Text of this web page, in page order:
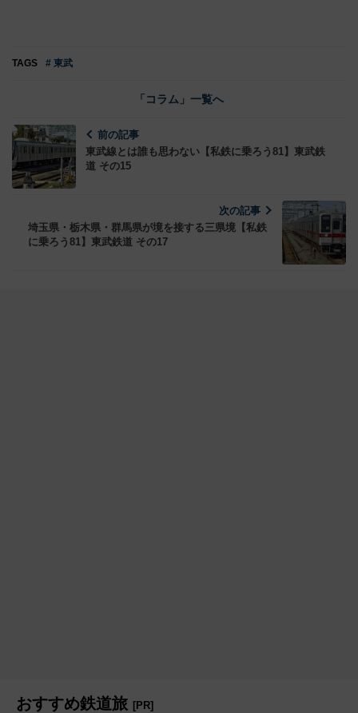
TAGS # 東武
「コラム」一覧へ
前の記事
東武線とは誰も思わない【私鉄に乗ろう81】東武鉄
道 その15
次の記事
埼玉県・栃木県・群馬県が境を接する三県境【私鉄
に乗ろう81】東武鉄道 その17
おすすめ鉄道旅 [PR]